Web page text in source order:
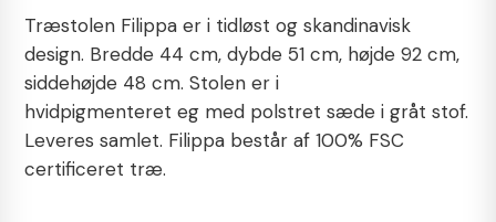
Træstolen Filippa er i tidløst og skandinavisk
design. Bredde 44 cm, dybde 51 cm, højde 92 cm,
siddehøjde 48 cm. Stolen er i
hvidpigmenteret eg med polstret sæde i gråt stof.
Leveres samlet. Filippa består af 100% FSC
certificeret træ.